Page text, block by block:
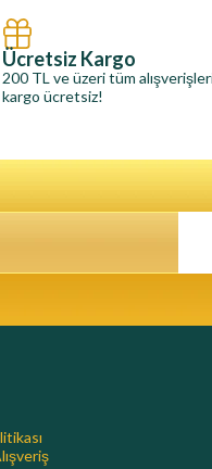
Ücretsiz Kargo
200 TL ve üzeri tüm
kargo ücretsiz!